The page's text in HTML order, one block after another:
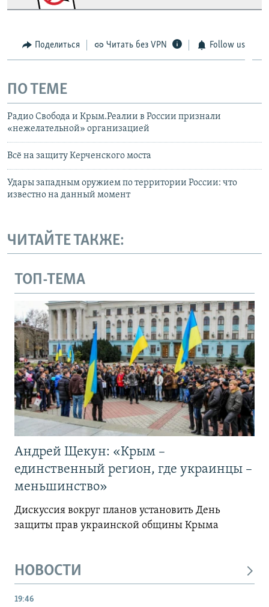
Поделиться Читать без VPN Follow us
ПО ТЕМЕ
Радио Свобода и Крым.Реалии в России признали
«нежелательной» организацией
Всё на защиту Керченского моста
Удары западным оружием по территории России: что
известно на данный момент
ЧИТАЙТЕ ТАКЖЕ:
ТОП-ТЕМА
Андрей Щекун: «Крым –
единственный регион, где украинцы –
меньшинство»
Дискуссия вокруг планов установить День
защиты прав украинской общины Крыма
НОВОСТИ
19:46